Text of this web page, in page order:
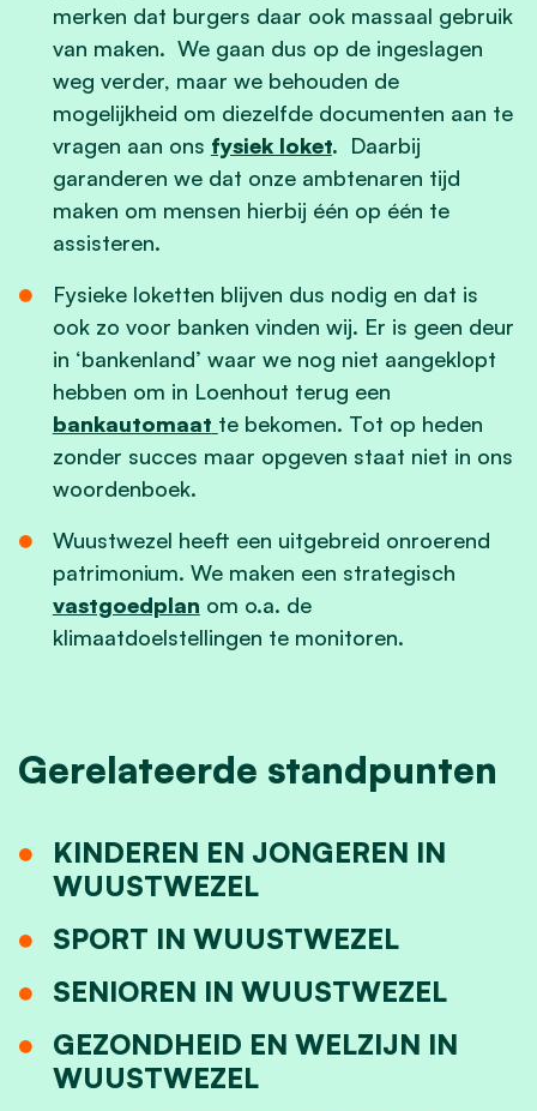
merken dat burgers daar ook massaal gebruik
van maken. We gaan dus op de ingeslagen
weg verder, maar we behouden de
mogelijkheid om diezelfde documenten aan te
vragen aan ons fysiek loket. Daarbij
garanderen we dat onze ambtenaren tijd
maken om mensen hierbij één op één te
assisteren.
Fysieke loketten blijven dus nodig en dat is
ook zo voor banken vinden wij. Er is geen deur
in ‘bankenland’ waar we nog niet aangeklopt
hebben om in Loenhout terug een
bankautomaat te bekomen. Tot op heden
zonder succes maar opgeven staat niet in ons
woordenboek.
Wuustwezel heeft een uitgebreid onroerend
patrimonium. We maken een strategisch
vastgoedplan om o.a. de
klimaatdoelstellingen te monitoren.
Gerelateerde standpunten
KINDEREN EN JONGEREN IN
WUUSTWEZEL
SPORT IN WUUSTWEZEL
SENIOREN IN WUUSTWEZEL
GEZONDHEID EN WELZIJN IN
WUUSTWEZEL